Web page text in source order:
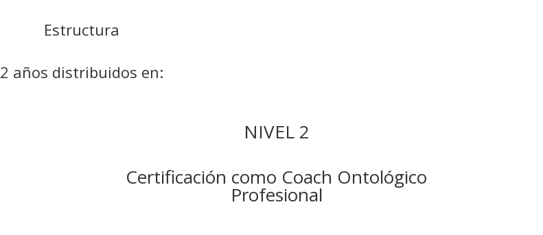
Estructura
2 años distribuidos en:
NIVEL 2
Certificación como Coach Ontológico
Profesional